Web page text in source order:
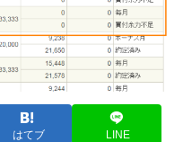
はてブ LINE